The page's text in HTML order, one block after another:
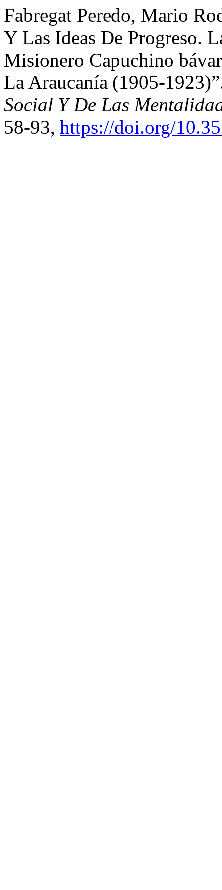
Fabregat Peredo, Mario
Y Las Ideas De Progreso.
Misionero Capuchino
La Araucanía (1905-
Social Y De Las
58-93, https://doi.org/